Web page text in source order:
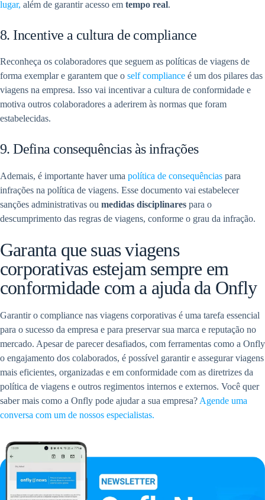
lugar, além de garantir acesso em tempo real.
8. Incentive a cultura de compliance
Reconheça os colaboradores que seguem as políticas de viagens de
forma exemplar e garantem que o self compliance é um dos pilares das
viagens na empresa. Isso vai incentivar a cultura de conformidade e
motiva outros colaboradores a aderirem às normas que foram
estabelecidas.
9. Defina consequências às infrações
Ademais, é importante haver uma política de consequências para
infrações na política de viagens. Esse documento vai estabelecer
sanções administrativas ou medidas disciplinares para o
descumprimento das regras de viagens, conforme o grau da infração.
Garanta que suas viagens
corporativas estejam sempre em
conformidade com a ajuda da Onfly
Garantir o compliance nas viagens corporativas é uma tarefa essencial
para o sucesso da empresa e para preservar sua marca e reputação no
mercado. Apesar de parecer desafiados, com ferramentas como a Onfly
o engajamento dos colaborados, é possível garantir e assegurar viagens
mais eficientes, organizadas e em conformidade com as diretrizes da
política de viagens e outros regimentos internos e externos. Você quer
saber mais como a Onfly pode ajudar a sua empresa? Agende uma
conversa com um de nossos especialistas.